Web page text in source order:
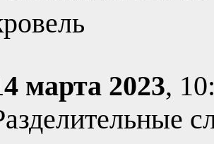
марта 2023,